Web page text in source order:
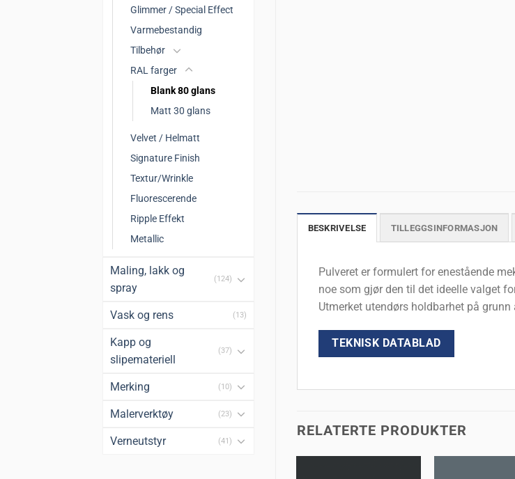
Glimmer / Special Effect
Varmebestandig
Tilbehør
RAL farger
Blank 80 glans
Matt 30 glans
Velvet / Helmatt
Signature Finish
Textur/Wrinkle
Fluorescerende
Ripple Effekt
Metallic
Maling, lakk og
spray
(124)
Vask og rens (13)
Kapp og
slipemateriell
(37)
Merking (10)
Malerverktøy (23)
Verneutstyr (41)
BESKRIVELSE TILLEGGSINFORMASJON
Pulveret er formulert for enestående
noe som gjør den til det ideelle valget
Utmerket utendørs holdbarhet på
TEKNISK DATABLAD
RELATERTE PRODUKTER